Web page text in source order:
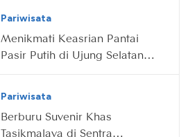
Pariwisata
Menikmati Keasrian Pantai
Pasir Putih di Ujung Selatan
Pariwisata
Berburu Suvenir Khas
Tasikmalaya di Sentra